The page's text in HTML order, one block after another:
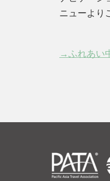
ニューより
→ふれあい